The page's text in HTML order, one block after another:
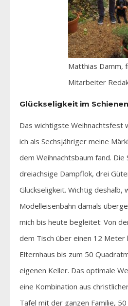
Matthias Damm,
Mitarbeiter
Glückseligkeit im
Das wichtigste Weihnachtsfest
ich als Sechsjähriger meine
dem Weihnachtsbaum fand. Die
dreiachsige Dampflok, drei
Glückseligkeit. Wichtig deshalb,
Modelleisenbahn damals
mich bis heute begleitet: Von
dem Tisch über einen 12 Meter
Elternhaus bis zum 50
eigenen Keller. Das optimale
eine Kombination aus
Tafel mit der ganzen Familie,